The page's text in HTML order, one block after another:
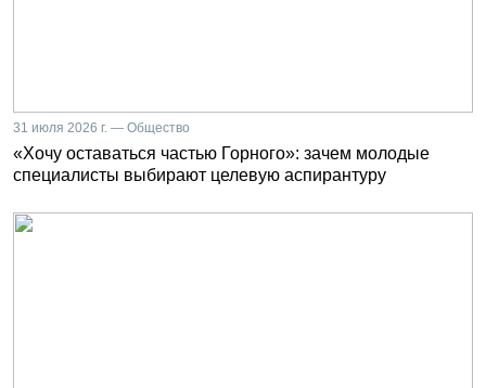
31 июля 2026 г. — Общество
«Хочу оставаться частью Горного»: зачем молодые
специалисты выбирают целевую аспирантуру